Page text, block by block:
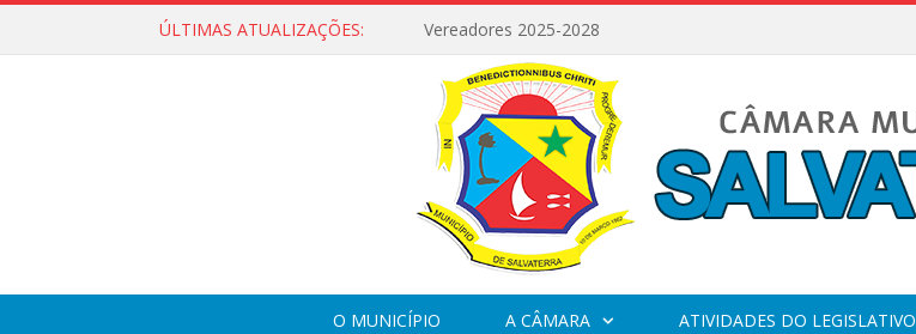
ÚLTIMAS ATUALIZAÇÕES: Vereadores 2025-2028
O MUNICÍPIO A CÂMARA ATIVIDADES DO LEGISLATIVO